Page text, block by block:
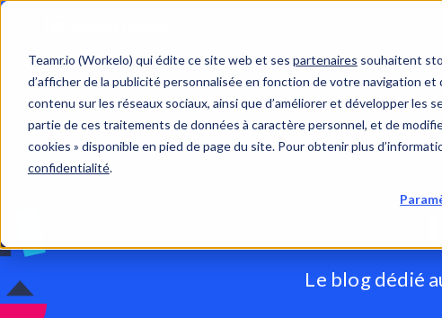
Teamr.io (Workelo) qui édite ce site web et ses partenaires souhaitent
d’afficher de la publicité personnalisée en fonction de votre navigation
contenu sur les réseaux sociaux, ainsi que d’améliorer et développer les
partie de ces traitements de données à caractère personnel, et de
cookies » disponible en pied de page du site. Pour obtenir plus
confidentialité.
Le blog dédié